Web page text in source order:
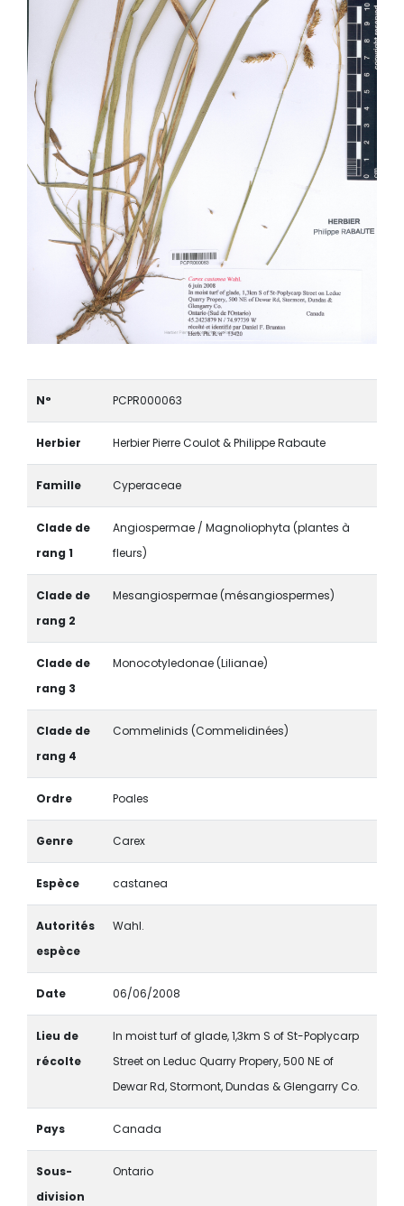
N° PCPR000063
Herbier Herbier Pierre Coulot & Philippe Rabaute
Famille Cyperaceae
Clade de
rang 1
Angiospermae / Magnoliophyta (plantes à
fleurs)
Clade de
rang 2
Mesangiospermae (mésangiospermes)
Clade de
rang 3
Monocotyledonae (Lilianae)
Clade de
rang 4
Commelinids (Commelidinées)
Ordre Poales
Genre Carex
Espèce castanea
Autorités
espèce
Wahl.
Date 06/06/2008
Lieu de
récolte
In moist turf of glade, 1,3km S of St-Poplycarp
Street on Leduc Quarry Propery, 500 NE of
Dewar Rd, Stormont, Dundas & Glengarry Co.
Pays Canada
Sous-
division
Ontario